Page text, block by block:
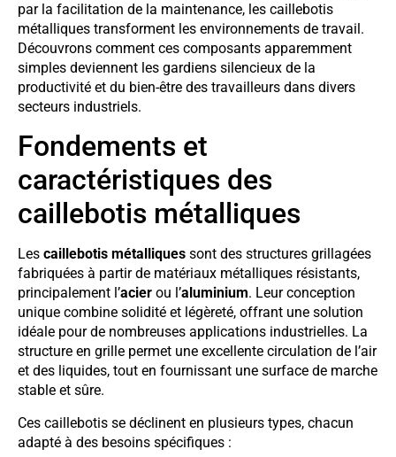
par la facilitation de la maintenance, les caillebotis
métalliques transforment les environnements de travail.
Découvrons comment ces composants apparemment
simples deviennent les gardiens silencieux de la
productivité et du bien-être des travailleurs dans divers
secteurs industriels.
Fondements et
caractéristiques des
caillebotis métalliques
Les caillebotis métalliques sont des structures grillagées
fabriquées à partir de matériaux métalliques résistants,
principalement l’acier ou l’aluminium. Leur conception
unique combine solidité et légèreté, offrant une solution
idéale pour de nombreuses applications industrielles. La
structure en grille permet une excellente circulation de l’air
et des liquides, tout en fournissant une surface de marche
stable et sûre.
Ces caillebotis se déclinent en plusieurs types, chacun
adapté à des besoins spécifiques :